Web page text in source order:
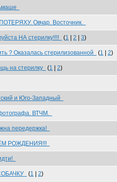
Овчар. Восточник.
НА стерилку!!!! (1 2 3)
? Оказалась стерилизованной (1 2)
на стерилку (1 2)
и Юго-Западный
ВТЧМ.
передержка!
РОЖДЕНИЯ!!!
(1 2)